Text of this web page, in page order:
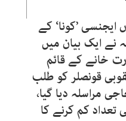
’کونا‘ کے
نے ایک بیان میں
خانے کے قائم
قونصلر کو طلب
مراسلہ دیا گیا،
کم کرنے کا